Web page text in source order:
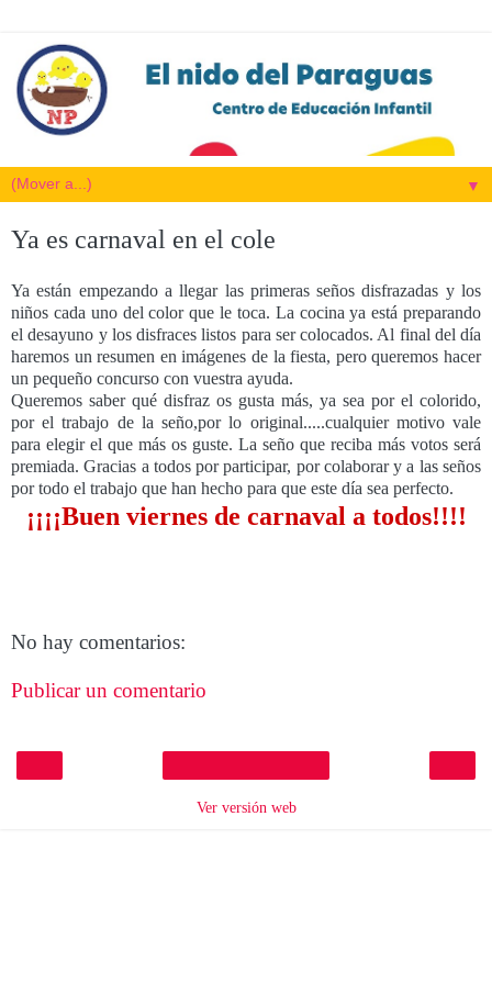
▼
Ya es carnaval en el cole
Ya están empezando a llegar las primeras seños disfrazadas y los
niños cada uno del color que le toca. La cocina ya está preparando
el desayuno y los disfraces listos para ser colocados. Al final del día
haremos un resumen en imágenes de la fiesta, pero queremos hacer
un pequeño concurso con vuestra ayuda.
Queremos saber qué disfraz os gusta más, ya sea por el colorido,
por el trabajo de la seño,por lo original.....cualquier motivo vale
para elegir el que más os guste. La seño que reciba más votos será
premiada. Gracias a todos por participar, por colaborar y a las seños
por todo el trabajo que han hecho para que este día sea perfecto.
¡¡¡¡Buen viernes de carnaval a todos!!!!
No hay comentarios:
Publicar un comentario
Ver versión web